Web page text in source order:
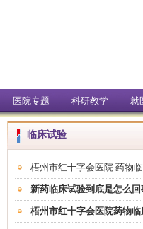
医院专题 科研教学 就
临床试验
梧州市红十字会医院 药物
新药临床试验到底是怎么
梧州市红十字会医院药物